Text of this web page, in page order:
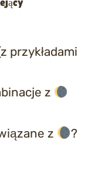
przykładami
z
z
?